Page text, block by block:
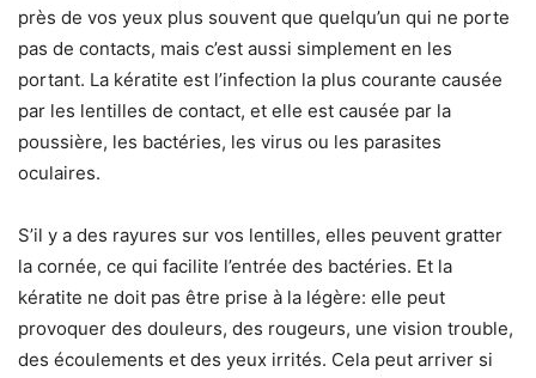
près de vos yeux plus souvent que quelqu’un qui ne porte
pas de contacts, mais c’est aussi simplement en les
portant. La kératite est l’infection la plus courante causée
par les lentilles de contact, et elle est causée par la
poussière, les bactéries, les virus ou les parasites
oculaires.
S’il y a des rayures sur vos lentilles, elles peuvent gratter
la cornée, ce qui facilite l’entrée des bactéries. Et la
kératite ne doit pas être prise à la légère: elle peut
provoquer des douleurs, des rougeurs, une vision trouble,
des écoulements et des yeux irrités. Cela peut arriver si